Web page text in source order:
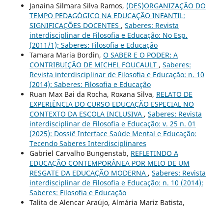
Janaina Silmara Silva Ramos, (DES)ORGANIZAÇÃO DO
TEMPO PEDAGÓGICO NA EDUCAÇÃO INFANTIL:
SIGNIFICAÇÕES DOCENTES , Saberes: Revista
interdisciplinar de Filosofia e Educação: No Esp.
(2011/1); Saberes: Filosofia e Educação
Tamara Maria Bordin, O SABER E O PODER: A
CONTRIBUIÇÃO DE MICHEL FOUCAULT , Saberes:
Revista interdisciplinar de Filosofia e Educação: n. 10
(2014): Saberes: Filosofia e Educação
Ruan Max Bai da Rocha, Roxana Silva, RELATO DE
EXPERIÊNCIA DO CURSO EDUCAÇÃO ESPECIAL NO
CONTEXTO DA ESCOLA INCLUSIVA , Saberes: Revista
interdisciplinar de Filosofia e Educação: v. 25 n. 01
(2025): Dossiê Interface Saúde Mental e Educação:
Tecendo Saberes Interdisciplinares
Gabriel Carvalho Bungenstab, REFLETINDO A
EDUCAÇÃO CONTEMPORÂNEA POR MEIO DE UM
RESGATE DA EDUCAÇÃO MODERNA , Saberes: Revista
interdisciplinar de Filosofia e Educação: n. 10 (2014):
Saberes: Filosofia e Educação
Talita de Alencar Araújo, Almária Mariz Batista,